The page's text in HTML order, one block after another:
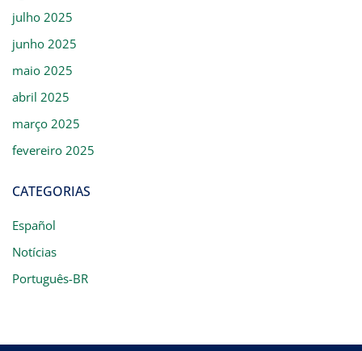
julho 2025
junho 2025
maio 2025
abril 2025
março 2025
fevereiro 2025
CATEGORIAS
Español
Notícias
Português-BR